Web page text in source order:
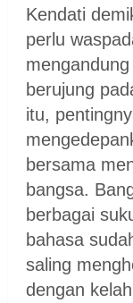
Kendati
perlu
berujung
itu,
bersama
bangsa.
berbagai
bahasa
saling
dengan